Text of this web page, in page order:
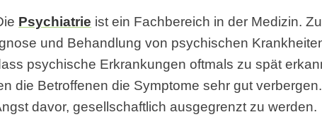
Psychiatrie ist ein Fachbereich in der Medizin.
und Behandlung von psychischen
psychische Erkrankungen oftmals zu spät
die Betroffenen die Symptome sehr gut
davor, gesellschaftlich ausgegrenzt zu werden.